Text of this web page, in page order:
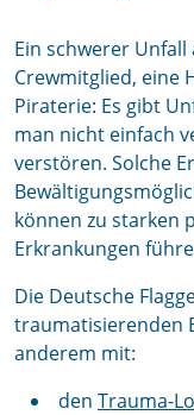
Ein schwerer
Crewmitglied, eine
Piraterie: Es gibt
man nicht einfach
verstören. Solche
können zu starken
Erkrankungen
Die Deutsche
traumatisierenden
anderem mit:
den Trauma-